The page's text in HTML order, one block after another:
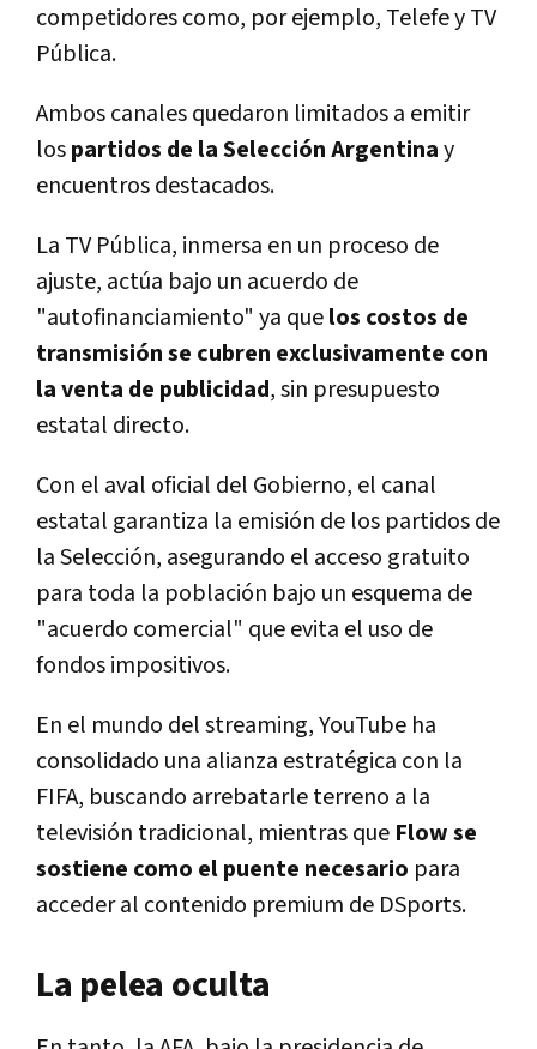
competidores como, por ejemplo, Telefe y TV
Pública.
Ambos canales quedaron limitados a emitir
lospartidos de la Selección Argentinay
encuentros destacados.
La TV Pública, inmersa en un proceso de
ajuste, actúa bajo un acuerdo de
"autofinanciamiento" ya quelos costos de
transmisión se cubren exclusivamente con
la venta de publicidad, sin presupuesto
estatal directo.
Con el aval oficial del Gobierno, el canal
estatal garantiza la emisión de los partidos de
la Selección, asegurando el acceso gratuito
para toda la población bajo un esquema de
"acuerdo comercial" que evita el uso de
fondos impositivos.
En el mundo del streaming, YouTube ha
consolidado una alianza estratégica con la
FIFA, buscando arrebatarle terreno a la
televisión tradicional, mientras que Flow se
sostiene como el puente necesario para
acceder al contenido premium de DSports.
La pelea oculta